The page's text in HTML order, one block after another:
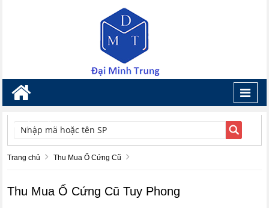
TÌM KIẾM
Trang chủ Thu Mua Ổ Cứng Cũ
Thu Mua Ổ Cứng Cũ Tuy Phong